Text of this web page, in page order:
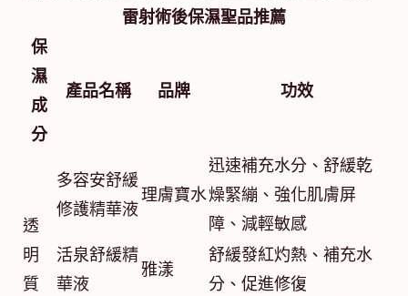
雷射術後保濕聖品推薦
保
濕
成
分
產品名稱 品牌 功效
透
明
質
多容安舒緩
修護精華液
理膚寶水
迅速補充水分、舒緩乾
燥緊繃、強化肌膚屏
障、減輕敏感
活泉舒緩精
華液
雅漾
舒緩發紅灼熱、補充水
分、促進修復